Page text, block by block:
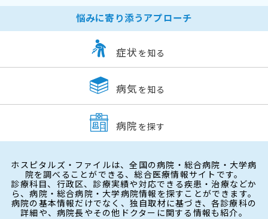
悩みに寄り添うアプローチ
症状 を知る
病気 を知る
病院 を探す
ホスピタルズ・ファイルは、全国の病院・総合病院・大学病
院を調べることができる、総合医療情報サイトです。
診療科目、行政区、診療実績や対応できる疾患・治療などか
ら、病院・総合病院・大学病院情報を探すことができます。
病院の基本情報だけでなく、独自取材に基づき、各診療科の
詳細や、病院長やその他ドクターに関する情報も紹介。